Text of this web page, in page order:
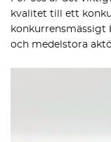
kvalitet till ett
konkurrensmässigt
och medelstora